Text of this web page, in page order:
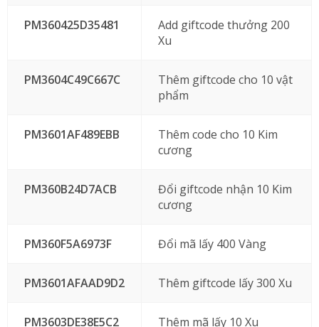
PM360425D35481
Add giftcode thưởng 200
Xu
PM3604C49C667C
Thêm giftcode cho 10 vật
phẩm
PM3601AF489EBB
Thêm code cho 10 Kim
cương
PM360B24D7ACB
Đổi giftcode nhận 10 Kim
cương
PM360F5A6973F Đổi mã lấy 400 Vàng
PM3601AFAAD9D2 Thêm giftcode lấy 300 Xu
PM3603DE38E5C2 Thêm mã lấy 10 Xu